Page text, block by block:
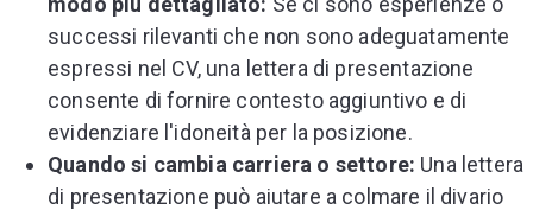
successi rilevanti che non sono adeguatamente
espressi nel CV, una lettera di presentazione
consente di fornire contesto aggiuntivo e di
evidenziare l'idoneità per la posizione.
Quando si cambia carriera o settore: Una lettera
di presentazione può aiutare a colmare il divario